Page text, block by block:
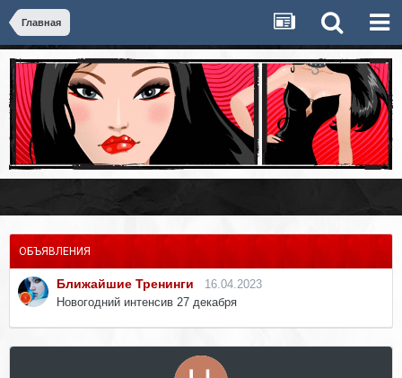
Главная
ОБЪЯВЛЕНИЯ
Ближайшие Тренинги
16.04.2023
Новогодний интенсив 27 декабря